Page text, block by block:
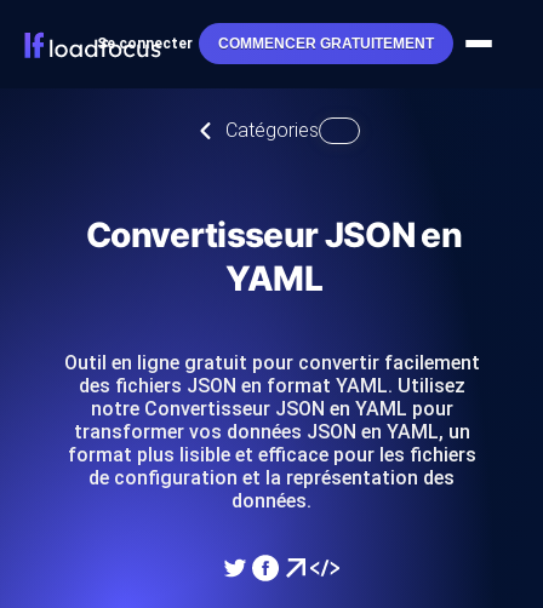
Se connecter COMMENCER GRATUITEMENT
Catégories
Convertisseur JSON en
YAML
Outil en ligne gratuit pour convertir facilement
des fichiers JSON en format YAML. Utilisez
notre Convertisseur JSON en YAML pour
transformer vos données JSON en YAML, un
format plus lisible et efficace pour les fichiers
de configuration et la représentation des
données.